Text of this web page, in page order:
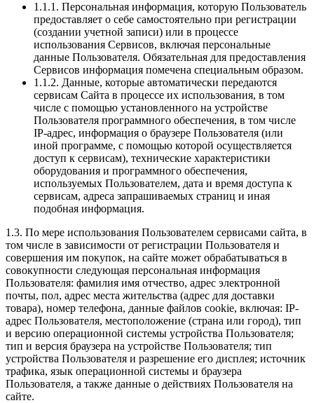
1.1.1. Персональная информация, которую Пользователь
предоставляет о себе самостоятельно при регистрации
(создании учетной записи) или в процессе
использования Сервисов, включая персональные
данные Пользователя. Обязательная для предоставления
Сервисов информация помечена специальным образом.
1.1.2. Данные, которые автоматически передаются
сервисам Сайта в процессе их использования, в том
числе с помощью установленного на устройстве
Пользователя программного обеспечения, в том числе
IP-адрес, информация о браузере Пользователя (или
иной программе, с помощью которой осуществляется
доступ к сервисам), технические характеристики
оборудования и программного обеспечения,
используемых Пользователем, дата и время доступа к
сервисам, адреса запрашиваемых страниц и иная
подобная информация.
1.3. По мере использования Пользователем сервисами сайта, в
том числе в зависимости от регистрации Пользователя и
совершения им покупок, на сайте может обрабатываться в
совокупности следующая персональная информация
Пользователя: фамилия имя отчество, адрес электронной
почты, пол, адрес места жительства (адрес для доставки
товара), номер телефона, данные файлов cookie, включая: IP-
адрес Пользователя, местоположение (страна или город), тип
и версию операционной системы устройства Пользователя;
тип и версия браузера на устройстве Пользователя; тип
устройства Пользователя и разрешение его дисплея; источник
трафика, язык операционной системы и браузера
Пользователя, а также данные о действиях Пользователя на
сайте.